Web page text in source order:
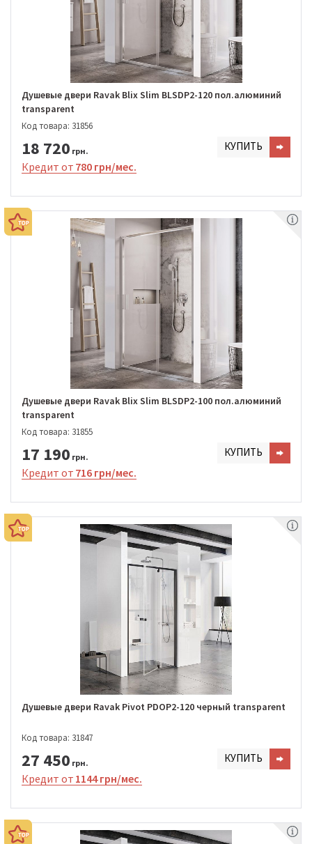
Душевые двери Ravak Blix Slim BLSDP2-120 пол.алюминий
transparent
Код товара: 31856
18 720 грн. КУПИТЬ
Кредит от 780 грн/мес.
Душевые двери Ravak Blix Slim BLSDP2-100 пол.алюминий
transparent
Код товара: 31855
17 190 грн. КУПИТЬ
Кредит от 716 грн/мес.
Душевые двери Ravak Pivot PDOP2-120 черный transparent
Код товара: 31847
27 450 грн. КУПИТЬ
Кредит от 1144 грн/мес.